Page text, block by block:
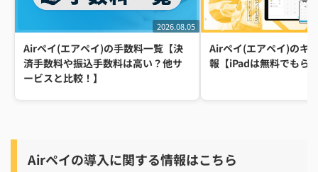
2026.08.05
Airペイ(エアペイ)の手数料一覧【決
済手数料や振込手数料は高い？他サ
ービスと比較！】
Airペイ(エアペイ)のキ
報【iPadは無料でもら
Airペイの導入に関する情報はこちら